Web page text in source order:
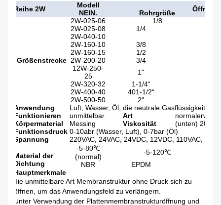
Reihe 2W
Modell
NEIN.
Rohrgröße
Größenstrecke
2W-025-06 1/8
2W-025-08
1/4
2W-040-10
3/8
2W-160-10
2W-160-15
1/2
2W-200-20
3/4
12W-250-
25
1"
2W-320-32
1-1/4“
2W-400-40
401-1/2“
2W-500-50
2"
Anwendung
Luft, Wasser, Öl, die neutrale Gasflüssigkeit
Funktionieren
unmittelbar Art
Körpermaterial
Messing Viskosität
(unten) 20CST
Funktionsdruck 0-10abr (Wasser, Luft), 0-7bar (Öl)
Spannung
220VAC, 24VAC, 24VDC, 12VDC, 110VAC,
Material der
Dichtung
-5-80℃
(normal)
-5-120℃
NBR
EPDM
Hauptmerkmale
die unmittelbare Art Membranstruktur ohne Druck sich zu
öffnen, um das Anwendungsfeld zu verlängern.
Unter Verwendung der Plattenmembranstrukturöffnung und